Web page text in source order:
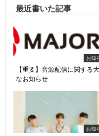
最近書いた記事
お知
【重要】音源配信に関する
なお知らせ
お知